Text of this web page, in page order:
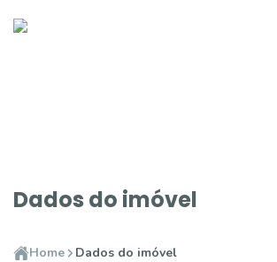
Dados do imóvel
Home Dados do imóvel